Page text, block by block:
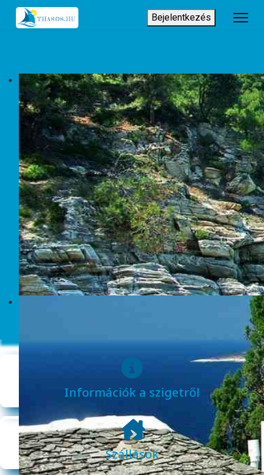
Bejelentkezés
Információk a szigetről
Szállások